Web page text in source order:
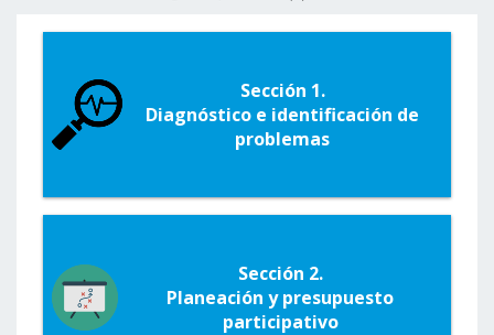
Sección 1.
Diagnóstico e identificación de
problemas
Sección 2.
Planeación y presupuesto
participativo